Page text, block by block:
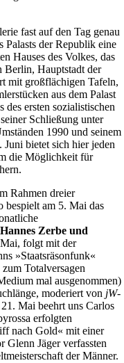
fast auf den Tag genau
Palasts der Republik eine
Hauses des Volkes, das
Berlin, Hauptstadt der
mit großflächigen Tafeln,
aus dem Palast
des ersten sozialistischen
Schließung unter
1990 und seinem
bietet sich hier jeden
die Möglichkeit für
Rahmen dreier
bespielt am 5. Mai das
Zerbe und
folgt mit der
»Staatsräsonfunk«
Totalversagen
mal ausgenommen)
moderiert von jW-
Mai beehrt uns Carlos
erfolgten
nach Gold« mit einer
Jäger verfassten
der Männer.